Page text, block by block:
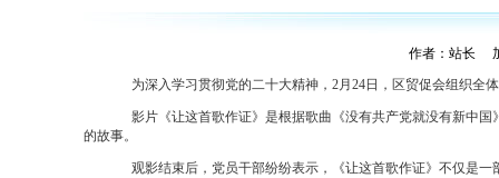
作者：站长
为深入学习贯彻党的二十大精神， 2月24日，区贸促会组织全
影片《让这首歌作证》是根据歌曲《没有共产党就没有新中
的故事。
观影结束后，党员干部纷纷表示，《让这首歌作证》不仅是